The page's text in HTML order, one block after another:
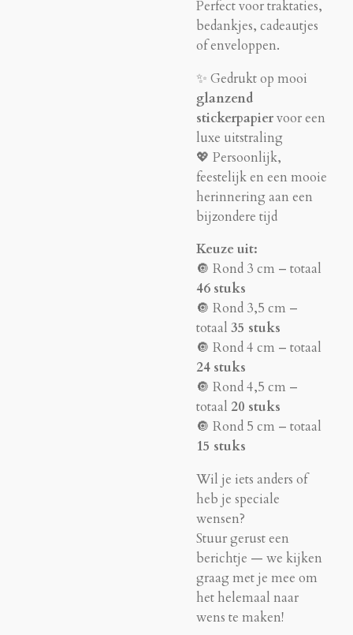
Perfect voor traktaties,
bedankjes, cadeautjes
of enveloppen.
✨ Gedrukt op mooi
glanzend
stickerpapiervoor een
luxe uitstraling
💖 Persoonlijk,
feestelijk en een mooie
herinnering aan een
bijzondere tijd
Keuze uit:
🔘 Rond 3 cm – totaal
46 stuks
🔘 Rond 3,5 cm –
totaal 35 stuks
🔘 Rond 4 cm – totaal
24 stuks
🔘 Rond 4,5 cm –
totaal 20 stuks
🔘 Rond 5 cm – totaal
15 stuks
Wil je iets anders of
heb je speciale
wensen?
Stuur gerust een
berichtje — we kijken
graag met je mee om
het helemaal naar
wens te maken!